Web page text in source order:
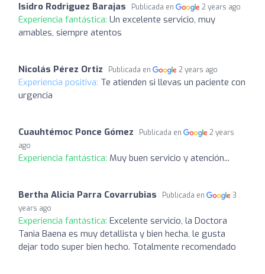
Isidro Rodrìguez Barajas Publicada en 2 years ago
Experiencia fantástica: Un excelente servicio, muy
amables, siempre atentos
Nicolás Pérez Ortiz Publicada en 2 years ago
Experiencia positiva: Te atienden si llevas un paciente con
urgencia
Cuauhtémoc Ponce Gómez Publicada en
2 years
ago
Experiencia fantástica: Muy buen servicio y atención...
Bertha Alicia Parra Covarrubias Publicada en
3
years ago
Experiencia fantástica: Excelente servicio, la Doctora
Tania Baena es muy detallista y bien hecha, le gusta
dejar todo super bien hecho. Totalmente recomendado